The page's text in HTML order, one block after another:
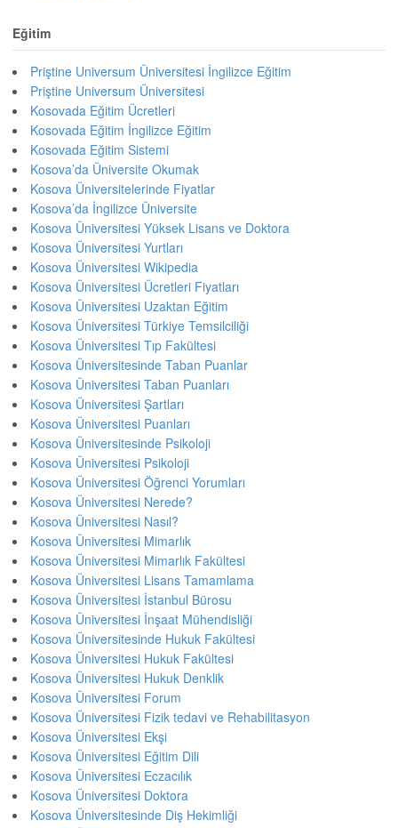
Eğitim
Priştine Universum Üniversitesi İngilizce Eğitim
Priştine Universum Üniversitesi
Kosovada Eğitim Ücretleri
Kosovada Eğitim İngilizce Eğitim
Kosovada Eğitim Sistemi
Kosova’da Üniversite Okumak
Kosova Üniversitelerinde Fiyatlar
Kosova’da İngilizce Üniversite
Kosova Üniversitesi Yüksek Lisans ve Doktora
Kosova Üniversitesi Yurtları
Kosova Üniversitesi Wikipedia
Kosova Üniversitesi Ücretleri Fiyatları
Kosova Üniversitesi Uzaktan Eğitim
Kosova Üniversitesi Türkiye Temsilciliği
Kosova Üniversitesi Tıp Fakültesi
Kosova Üniversitesinde Taban Puanlar
Kosova Üniversitesi Taban Puanları
Kosova Üniversitesi Şartları
Kosova Üniversitesi Puanları
Kosova Üniversitesinde Psikoloji
Kosova Üniversitesi Psikoloji
Kosova Üniversitesi Öğrenci Yorumları
Kosova Üniversitesi Nerede?
Kosova Üniversitesi Nasıl?
Kosova Üniversitesi Mimarlık
Kosova Üniversitesi Mimarlık Fakültesi
Kosova Üniversitesi Lisans Tamamlama
Kosova Üniversitesi İstanbul Bürosu
Kosova Üniversitesi İnşaat Mühendisliği
Kosova Üniversitesinde Hukuk Fakültesi
Kosova Üniversitesi Hukuk Fakültesi
Kosova Üniversitesi Hukuk Denklik
Kosova Üniversitesi Forum
Kosova Üniversitesi Fizik tedavi ve Rehabilitasyon
Kosova Üniversitesi Ekşi
Kosova Üniversitesi Eğitim Dili
Kosova Üniversitesi Eczacılık
Kosova Üniversitesi Doktora
Kosova Üniversitesinde Diş Hekimliği